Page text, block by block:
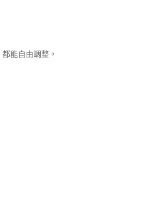
能自由調整。